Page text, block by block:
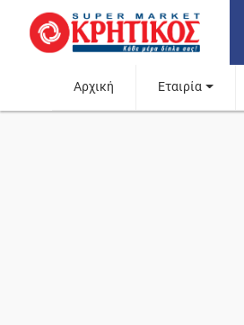
Αρχική Εταιρία